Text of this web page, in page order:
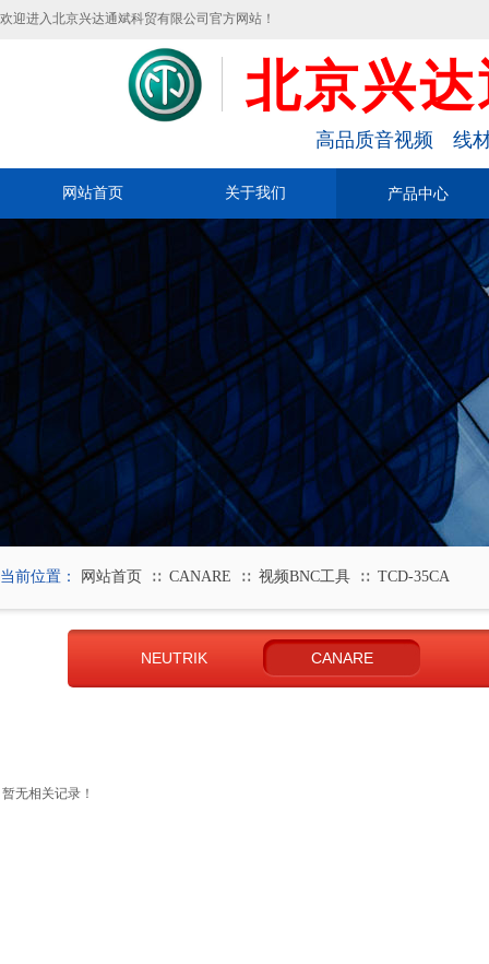
欢迎进入北京兴达通斌科贸有限公司官方网站！
北京兴
高品质音视频 线
网站首页 关于我们 产品中心
当前位置： 网站首页 ∷ CANARE ∷ 视频BNC工具 ∷ TCD-35CA
NEUTRIK CANARE
暂无相关记录！